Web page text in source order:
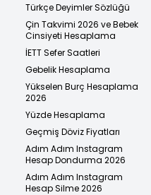
Türkçe Deyimler Sözlüğü
Çin Takvimi 2026 ve Bebek
Cinsiyeti Hesaplama
İETT Sefer Saatleri
Gebelik Hesaplama
Yükselen Burç Hesaplama
2026
Yüzde Hesaplama
Geçmiş Döviz Fiyatları
Adım Adım Instagram
Hesap Dondurma 2026
Adım Adım Instagram
Hesap Silme 2026